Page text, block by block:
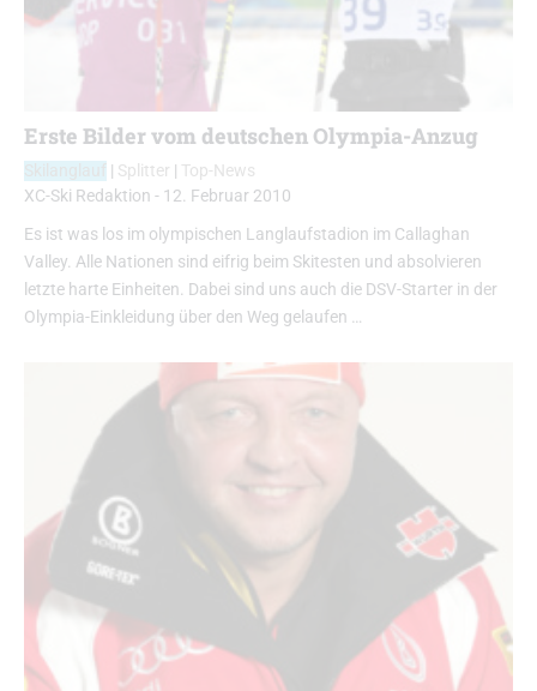
Erste Bilder vom deutschen Olympia-Anzug
| Splitter | Top-News
XC-Ski Redaktion - 12. Februar 2010
Es ist was los im olympischen Langlaufstadion im Callaghan
Valley. Alle Nationen sind eifrig beim Skitesten und absolvieren
letzte harte Einheiten. Dabei sind uns auch die DSV-Starter in der
Olympia-Einkleidung über den Weg gelaufen …